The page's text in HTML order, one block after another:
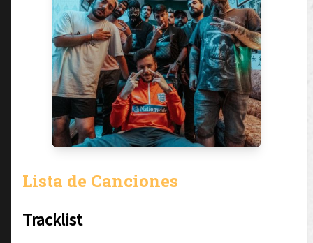
Lista de Canciones
Tracklist